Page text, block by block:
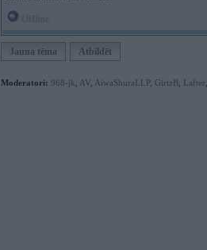
Jauna tēma Atbildēt
Moderatori: 968-jk AV AiwaShuraLLP, GirtzB Lafter